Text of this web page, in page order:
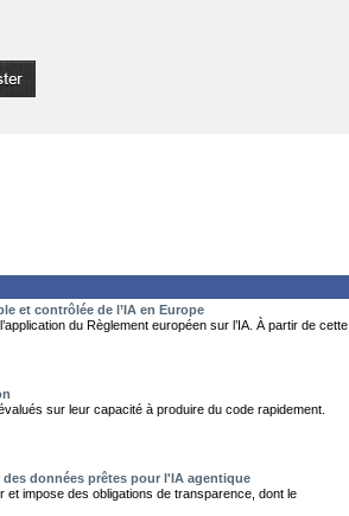
et contrôlée de l’IA en Europe
du Règlement européen sur l’IA. À partir de cette
sur leur capacité à produire du code rapidement.
données prêtes pour l'IA agentique
et impose des obligations de transparence, dont le